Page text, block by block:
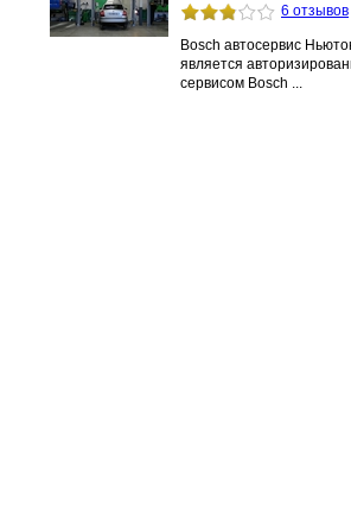
6 отзывов
Bosch автосервис
является
сервисом Bosch ...